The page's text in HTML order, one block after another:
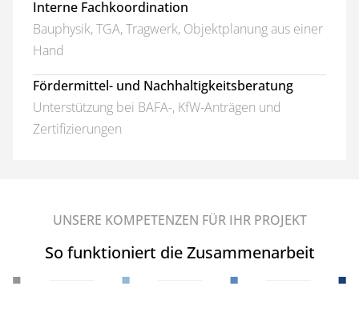
Interne Fachkoordination
Bauphysik, TGA, Tragwerk, Objektplanung aus einer
Hand
Fördermittel- und Nachhaltigkeitsberatung
Unterstützung bei BAFA-, KfW-Anträgen und
Zertifizierungen
UNSERE KOMPETENZEN FÜR IHR PROJEKT
So funktioniert die Zusammenarbeit